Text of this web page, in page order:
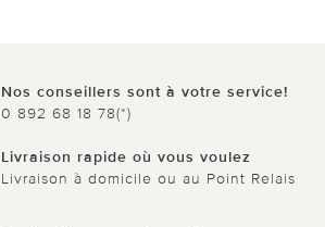
Nos conseillers sont à votre service!
0 892 68 18 78(*)
Livraison rapide où vous voulez
Livraison à domicile ou au Point Relais